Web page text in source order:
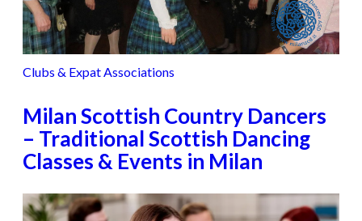
Clubs & Expat Associations
Milan Scottish Country Dancers
– Traditional Scottish Dancing
Classes & Events in Milan